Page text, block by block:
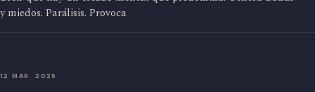
y miedos. Parálisis. Provoca
12 MAR. 2025